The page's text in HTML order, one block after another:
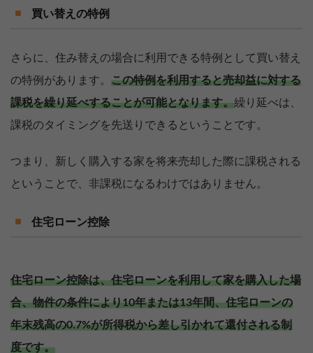
買い替えの特例
さらに、住み替えの場合に利用できる特例として買い替え
の特例があります。 この特例を利用すると売却益に対する
課税を繰り延べすることが可能となります。繰り延べは、
課税のタイミングを先送りできるということです。
つまり、新しく購入する家を将来売却した際に課税される
ということで、非課税になるわけではありません。
住宅ローン控除
住宅ローン控除は、住宅ローンを利用して家を購入した場
合、物件の条件により10年または13年間、住宅ローンの
年末残高の0.7%が所得税から差し引かれて還付される制
度です。
【完全無料】うちの価格いくら？
無料診断スタート